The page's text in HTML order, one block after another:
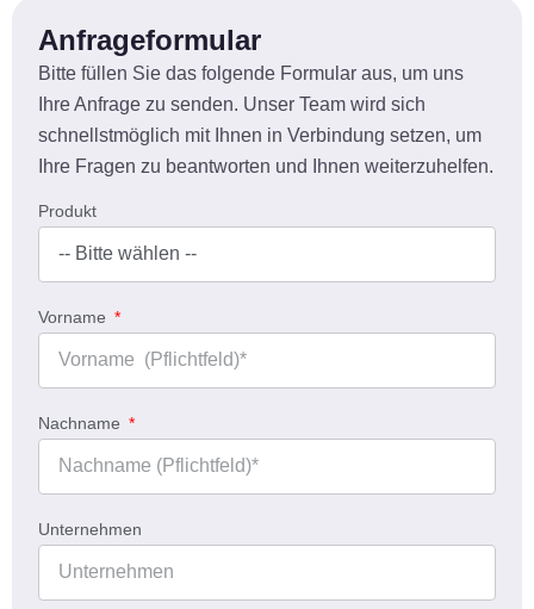
Anfrageformular
Bitte füllen Sie das folgende Formular aus, um uns
Ihre Anfrage zu senden. Unser Team wird sich
schnellstmöglich mit Ihnen in Verbindung setzen, um
Ihre Fragen zu beantworten und Ihnen weiterzuhelfen.
Produkt
Vorname
Nachname
Unternehmen